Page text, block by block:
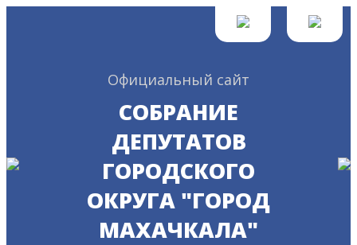
Официальный сайт
СОБРАНИЕ
ДЕПУТАТОВ
ГОРОДСКОГО
ОКРУГА "ГОРОД
МАХАЧКАЛА"